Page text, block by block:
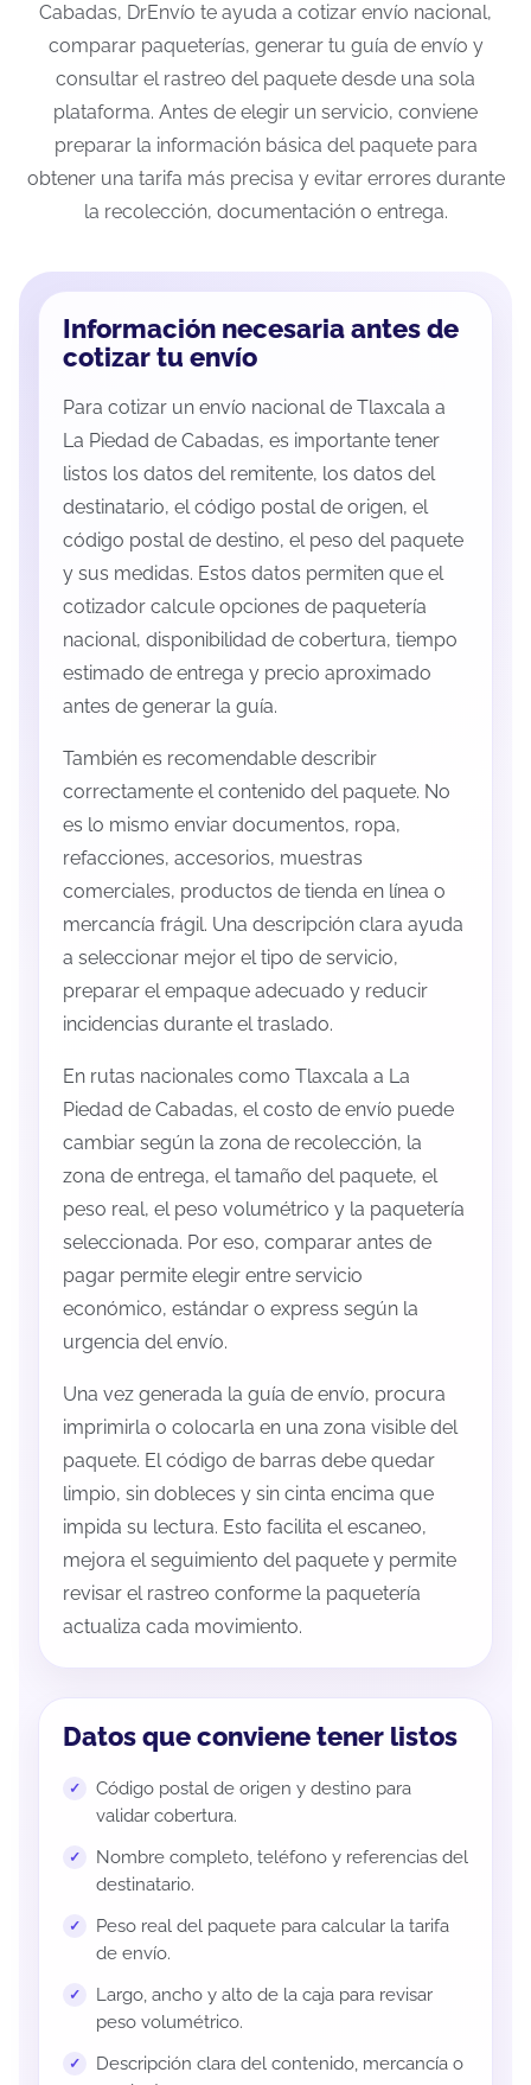
Cabadas, DrEnvío te ayuda a cotizar envío nacional,
comparar paqueterías, generar tu guía de envío y
consultar el rastreo del paquete desde una sola
plataforma. Antes de elegir un servicio, conviene
preparar la información básica del paquete para
obtener una tarifa más precisa y evitar errores durante
la recolección, documentación o entrega.
Información necesaria antes de
cotizar tu envío
Para cotizar un envío nacional de Tlaxcala a
La Piedad de Cabadas, es importante tener
listos los datos del remitente, los datos del
destinatario, el código postal de origen, el
código postal de destino, el peso del paquete
y sus medidas. Estos datos permiten que el
cotizador calcule opciones de paquetería
nacional, disponibilidad de cobertura, tiempo
estimado de entrega y precio aproximado
antes de generar la guía.
También es recomendable describir
correctamente el contenido del paquete. No
es lo mismo enviar documentos, ropa,
refacciones, accesorios, muestras
comerciales, productos de tienda en línea o
mercancía frágil. Una descripción clara ayuda
a seleccionar mejor el tipo de servicio,
preparar el empaque adecuado y reducir
incidencias durante el traslado.
En rutas nacionales como Tlaxcala a La
Piedad de Cabadas, el costo de envío puede
cambiar según la zona de recolección, la
zona de entrega, el tamaño del paquete, el
peso real, el peso volumétrico y la paquetería
seleccionada. Por eso, comparar antes de
pagar permite elegir entre servicio
económico, estándar o express según la
urgencia del envío.
Una vez generada la guía de envío, procura
imprimirla o colocarla en una zona visible del
paquete. El código de barras debe quedar
limpio, sin dobleces y sin cinta encima que
impida su lectura. Esto facilita el escaneo,
mejora el seguimiento del paquete y permite
revisar el rastreo conforme la paquetería
actualiza cada movimiento.
Datos que conviene tener listos
Código postal de origen y destino para
validar cobertura.
Nombre completo, teléfono y referencias del
destinatario.
Peso real del paquete para calcular la tarifa
de envío.
Largo, ancho y alto de la caja para revisar
peso volumétrico.
Descripción clara del contenido, mercancía o